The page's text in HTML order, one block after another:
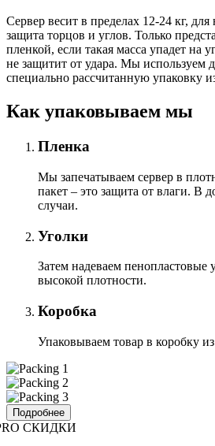
Сервер весит в пределах 12-24 кг,
защита торцов и углов. Только
пленкой, если такая масса упадет на
не защитит от удара. Мы используем
специально расcчитанную упаковку
Как упаковываем мы
Пленка
Мы запечатываем сервер в
пакет – это защита от влаги. В
случаи.
Уголки
Затем надеваем пенопластовые
высокой плотности.
Коробка
Упаковываем товар в коробку
Подробнее
СКИДКИ